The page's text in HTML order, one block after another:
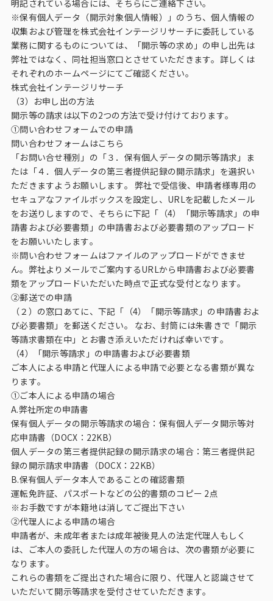
明記されている場合には、そちらにご連絡下さい。
※保有個人データ（開示対象個人情報）」のうち、個人情報の
収集および管理を株式会社インテージリサーチに委託している
業務に関するものについては、「開示等の求め」の申し出先は
弊社ではなく、同社担当窓口とさせていただきます。詳しくは
それぞれのホームページにてご確認ください。
株式会社インテージリサーチ
（3）お申し出の方法
開示等の請求は以下の2つの方法で受け付けております。
①問い合わせフォームでの申請
問い合わせフォームはこちら
「お問い合せ種別」の「３．保有個人データの開示等請求」ま
たは「４．個人データの第三者提供記録の開示請求」を選択い
ただきますようお願いします。 弊社で受信後、申請者様専用の
セキュアなファイルボックスを設定し、URLを記載したメール
をお送りしますので、そちらに下記「（4）「開示等請求」の申
請書および必要書類」の申請書および必要書類のアップロード
をお願いいたします。
※問い合わせフォームはファイルのアップロードができませ
ん。弊社よりメールでご案内するURLから申請書および必要書
類をアップロードいただいた時点で正式な受付となります。
②郵送での申請
（２）の窓口あてに、下記「（4）「開示等請求」の申請書およ
び必要書類」を郵送ください。 なお、封筒には朱書きで「開示
等請求書類在中」とお書き添えいただければ幸いです。
（4）「開示等請求」の申請書および必要書類
ご本人による申請と代理人による申請で必要となる書類が異な
ります。
①ご本人による申請の場合
A.弊社所定の申請書
保有個人データの開示等請求の場合：保有個人データ開示等対
応申請書（DOCX：22KB）
個人データの第三者提供記録の開示請求の場合：第三者提供記
録の開示請求申請書（DOCX：22KB）
B.保有個人データ本人であることの確認書類
運転免許証、パスポートなどの公的書類のコピー 2点
※お手数ですが本籍地は消してご提出下さい
②代理人による申請の場合
申請者が、未成年者または成年被後見人の法定代理人もしく
は、ご本人の委託した代理人の方の場合は、次の書類が必要に
なります。
これらの書類をご提出された場合に限り、代理人と認識させて
いただいて開示等請求を受付させていただきます。